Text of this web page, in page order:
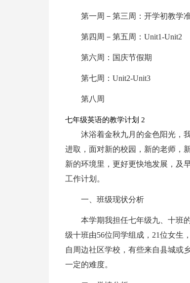
第一周－第三周：开学初教学
第四周－第五周：Unit1-Unit2
第六周：国庆节假期
第七周：Unit2-Unit3
第八周
七年级英语的教学计划 2
沐浴着金秋九月的金色阳光，
进取，面对新的校园，新的老师，
新的环境里，更好更快地发展，及
工作计划。
一、班级现状分析
本学期我担任七年级九、十班
级十班由56位同学组成，21位女生
自周边社区学校，有些来自县城或
一定的难度。